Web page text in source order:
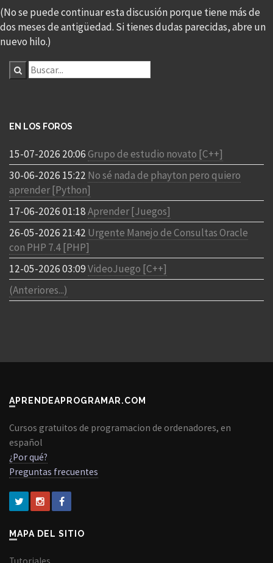
(No se puede continuar esta discusión porque tiene más de
dos meses de antigüedad. Si tienes dudas parecidas, abre un
nuevo hilo.)
EN LOS FOROS
15-07-2026 20:06Grupo de estudio novato [C++]
30-06-2026 15:22 No sé nada de phayton pero quiero
aprender [Python]
17-06-2026 01:18Aprender [Juegos]
26-05-2026 21:42 Urgente Manejo de Consultas Oracle
con PHP 7.4 [PHP]
12-05-2026 03:09VideoJuego [C++]
(Anteriores...)
APRENDEAPROGRAMAR.COM
Cursos gratuitos de programacion de ordenadores, en
español
¿Por qué?
Preguntas frecuentes
MAPA DEL SITIO